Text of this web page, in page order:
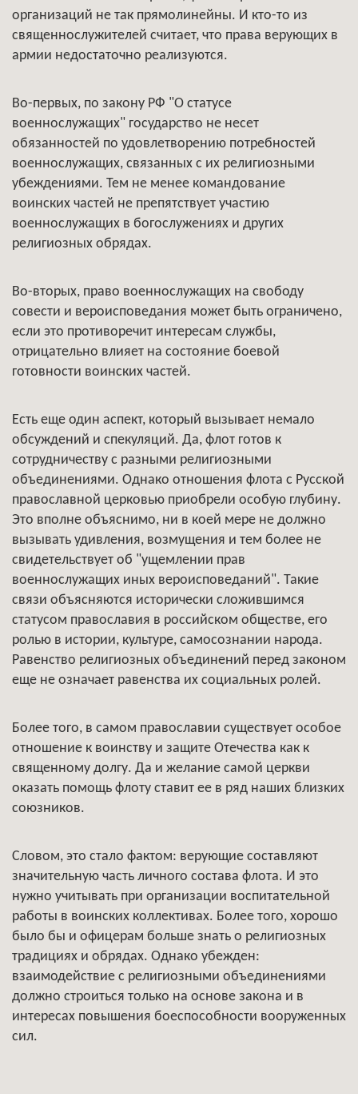
организаций не так прямолинейны. И кто-то из
священнослужителей считает, что права верующих в
армии недостаточно реализуются.
Во-первых, по закону РФ "О статусе
военнослужащих" государство не несет
обязанностей по удовлетворению потребностей
военнослужащих, связанных с их религиозными
убеждениями. Тем не менее командование
воинских частей не препятствует участию
военнослужащих в богослужениях и других
религиозных обрядах.
Во-вторых, право военнослужащих на свободу
совести и вероисповедания может быть ограничено,
если это противоречит интересам службы,
отрицательно влияет на состояние боевой
готовности воинских частей.
Есть еще один аспект, который вызывает немало
обсуждений и спекуляций. Да, флот готов к
сотрудничеству с разными религиозными
объединениями. Однако отношения флота с Русской
православной церковью приобрели особую глубину.
Это вполне объяснимо, ни в коей мере не должно
вызывать удивления, возмущения и тем более не
свидетельствует об "ущемлении прав
военнослужащих иных вероисповеданий". Такие
связи объясняются исторически сложившимся
статусом православия в российском обществе, его
ролью в истории, культуре, самосознании народа.
Равенство религиозных объединений перед законом
еще не означает равенства их социальных ролей.
Более того, в самом православии существует особое
отношение к воинству и защите Отечества как к
священному долгу. Да и желание самой церкви
оказать помощь флоту ставит ее в ряд наших близких
союзников.
Словом, это стало фактом: верующие составляют
значительную часть личного состава флота. И это
нужно учитывать при организации воспитательной
работы в воинских коллективах. Более того, хорошо
было бы и офицерам больше знать о религиозных
традициях и обрядах. Однако убежден:
взаимодействие с религиозными объединениями
должно строиться только на основе закона и в
интересах повышения боеспособности вооруженных
сил.